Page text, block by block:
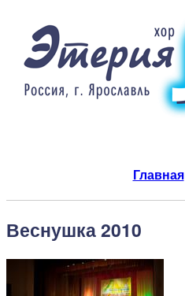
Главная
Веснушка 2010